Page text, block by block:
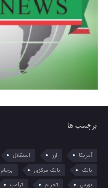
برچسب ها
آمریکا ارز استقلال
بانک
بانک مرکزی برجام
بورس
تحریم ترامپ